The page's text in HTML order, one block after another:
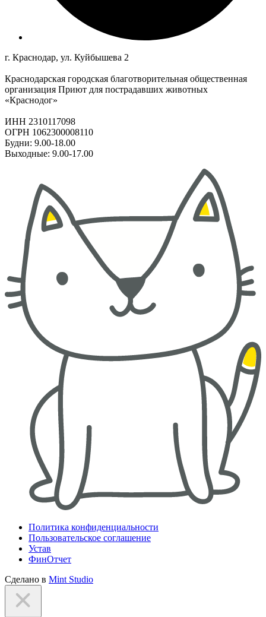
г. Краснодар, ул. Куйбышева 2
Краснодарская городская благотворительная общественная
организация Приют для пострадавших животных
«Краснодог»
ИНН 2310117098
ОГРН 1062300008110
Будни: 9.00-18.00
Выходные: 9.00-17.00
Политика конфиденциальности
Пользовательское соглашение
Устав
ФинОтчет
Сделано в Mint Studio